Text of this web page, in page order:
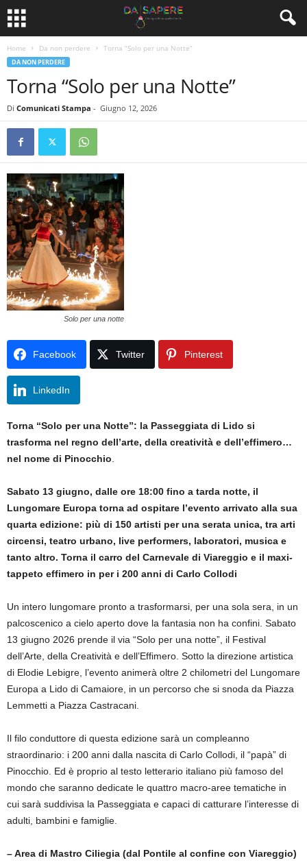
Home Da non perdere Torna “Solo per una Notte”
DA NON PERDERE
Torna “Solo per una Notte”
Di Comunicati Stampa - Giugno 12, 2026
Solo per una notte
Facebook Twitter Pinterest
LinkedIn
Torna “Solo per una Notte”: la Passeggiata di Lido si
trasforma nel regno dell’arte, della creatività e dell’effimero…
nel nome di Pinocchio
Sabato 13 giugno, dalle ore 18:00 fino a tarda notte, il
Lungomare Europa torna ad ospitare l’evento arrivato alla sua
quarta edizione: più di 150 artisti per una serata unica, tra arti
circensi, teatro urbano, live performers, laboratori, musica e
tanto altro. Torna il carro del Carnevale di Viareggio e il maxi-
tappeto effimero in per i 200 anni di Carlo Collodi
Un intero lungomare pronto a trasformarsi, per una sola sera, in un
palcoscenico a cielo aperto dove la fantasia non ha confini. Sabato
13 giugno 2026 prende il via “Solo per una notte”, il Festival
dell’Arte, della Creatività e dell’Effimero. Sotto la direzione artistica
di Elodie Lebigre, l’evento animerà oltre 2 chilometri del Lungomare
Europa a Lido di Camaiore, in un percorso che si snoda da Piazza
Lemmetti a Piazza Castracani.
Il filo conduttore di questa edizione sarà un compleanno
straordinario: i 200 anni dalla nascita di Carlo Collodi, il “papà” di
Pinocchio. Ed è proprio al testo letterario italiano più famoso del
mondo che saranno dedicate le quattro macro-aree tematiche in
cui sarà suddivisa la Passeggiata e capaci di catturare l’interesse di
adulti, bambini e famiglie.
– Area di Mastro Ciliegia (dal Pontile al confine con Viareggio)